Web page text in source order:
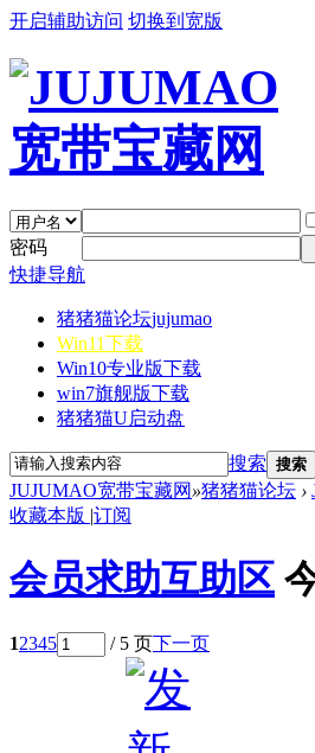
开启辅助访问 切换到宽版
密码
快捷导航
猪猪猫论坛jujumao
Win11下载
Win10专业版下载
win7旗舰版下载
猪猪猫U启动盘
搜索 搜索
JUJUMAO宽带宝藏网 »猪猪猫论坛 ›
收藏本版 |订阅
会员求助互助区
12345 / 5 页下一页